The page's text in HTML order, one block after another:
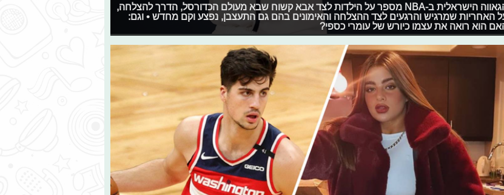
הגאווה הישראלית ב-NBA מספר על הילדות לצד אבא קשוח שבא מעולם הכדורסל, הדרך להצלחה,
האחריות שמרגיש והרגעים לצד ההצלחה והאימונים בהם גם התעצבן, נפצע וקם מחדש • וגם:
הוא רואה את עצמו כיורש של עומרי כספי?